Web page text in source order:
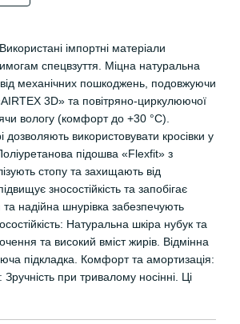
імпортні матеріали
спецвзуття. Міцна натуральна
від механічних пошкоджень, подовжуючи
3D» та повітряно-циркулюючої
вологу (комфорт до +30 °С).
використовувати кросівки у
підошва «Flexfit» з
стопу та захищають від
зносостійкість та запобігає
надійна шнурівка забезпечують
Натуральна шкіра нубук та
та високий вміст жирів. Відмінна
підкладка. Комфорт та амортизація:
при тривалому носінні. Ці